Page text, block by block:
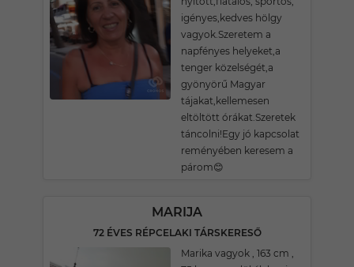
igényes,kedves hölgy
vagyok.Szeretem a
napfényes helyeket,a
tenger közelségét,a
gyönyörű Magyar
tájakat,kellemesen
eltöltött órákat.Szeretek
táncolni!Egy jó kapcsolat
reményében keresem a
párom😊
MARIJA
72 ÉVES RÉPCELAKI TÁRSKERESŐ
Marika vagyok , 163 cm ,